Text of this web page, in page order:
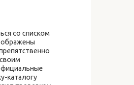
со списком
каталогу